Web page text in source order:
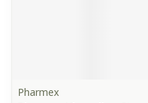
Pharmex